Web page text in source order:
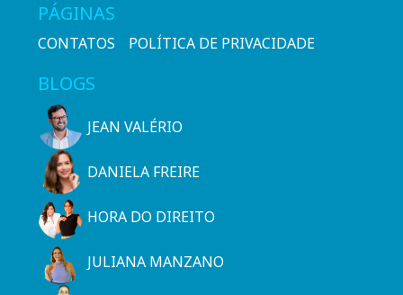
PÁGINAS
CONTATOS POLÍTICA DE PRIVACIDADE
BLOGS
JEAN VALÉRIO
DANIELA FREIRE
HORA DO DIREITO
JULIANA MANZANO